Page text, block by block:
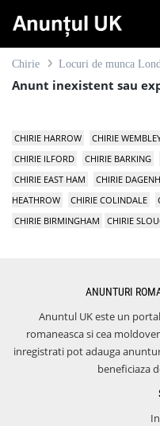
Chirie Locuri de munca
Anunt inexistent sau
CHIRIE HARROW CHIRIE
CHIRIE ILFORD
CHIRIE BARKING
CHIRIE EAST HAM
CHIRIE
HEATHROW
CHIRIE COLINDALE
CHIRIE BIRMINGHAM
CHIRIE
ANUNTURI
Anuntul UK este un
romaneasca si cea
inregistrati pot adauga
beneficiaza